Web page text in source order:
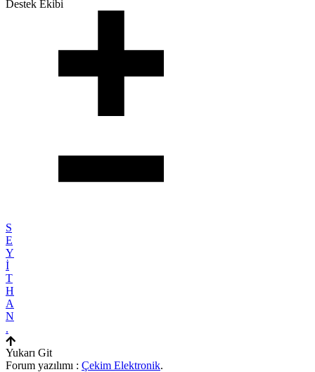
Destek Ekibi
S
E
Y
İ
T
H
A
N
.
Yukarı Git
Forum yazılımı : Çekim Elektronik.